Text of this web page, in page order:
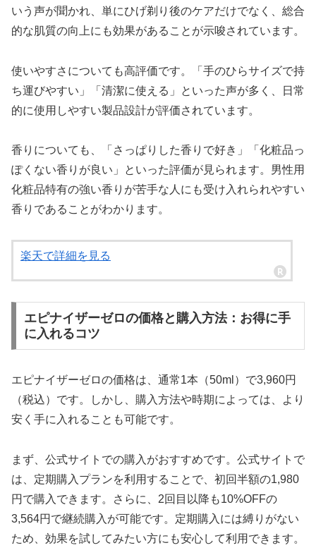
いう声が聞かれ、単にひげ剃り後のケアだけでなく、総合
的な肌質の向上にも効果があることが示唆されています。
使いやすさについても高評価です。「手のひらサイズで持
ち運びやすい」「清潔に使える」といった声が多く、日常
的に使用しやすい製品設計が評価されています。
香りについても、「さっぱりした香りで好き」「化粧品っ
ぽくない香りが良い」といった評価が見られます。男性用
化粧品特有の強い香りが苦手な人にも受け入れられやすい
香りであることがわかります。
楽天で詳細を見る
エピナイザーゼロの価格と購入方法：お得に手
に入れるコツ
エピナイザーゼロの価格は、通常1本（50ml）で3,960円
（税込）です。しかし、購入方法や時期によっては、より
安く手に入れることも可能です。
まず、公式サイトでの購入がおすすめです。公式サイトで
は、定期購入プランを利用することで、初回半額の1,980
円で購入できます。さらに、2回目以降も10%OFFの
3,564円で継続購入が可能です。定期購入には縛りがない
ため、効果を試してみたい方にも安心して利用できます。